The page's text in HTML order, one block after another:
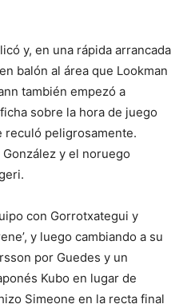
y, en una rápida arrancada
balón al área que Lookman
también empezó a
sobre la hora de juego
reculó peligrosamente.
y el noruego
con Gorrotxategui y
y luego cambiando a su
por Guedes y un
Kubo en lugar de
Simeone en la recta final